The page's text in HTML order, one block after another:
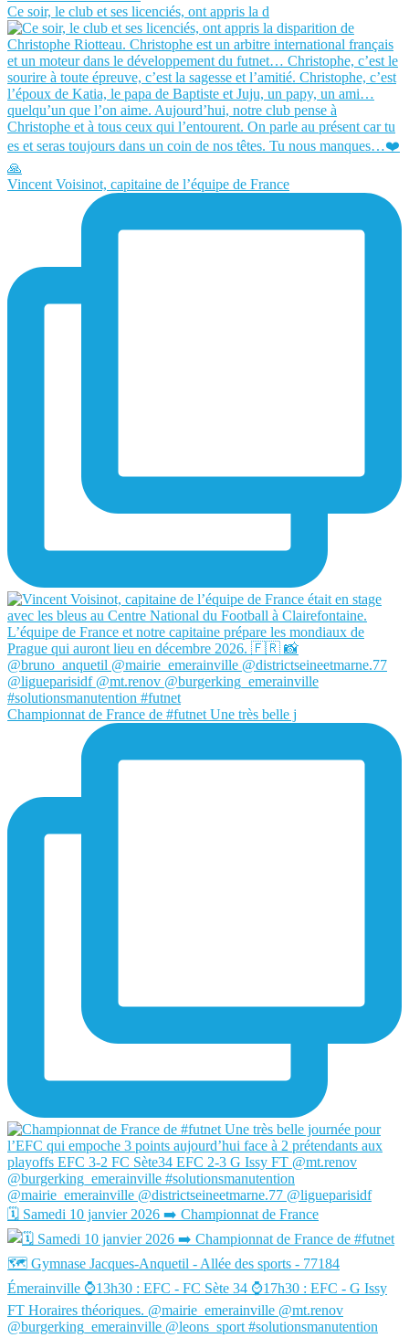
Ce soir, le club et ses licenciés, ont appris la d
Vincent Voisinot, capitaine de l’équipe de France
Championnat de France de #futnet Une très belle j
🗓️ Samedi 10 janvier 2026 ➡️ Championnat de France